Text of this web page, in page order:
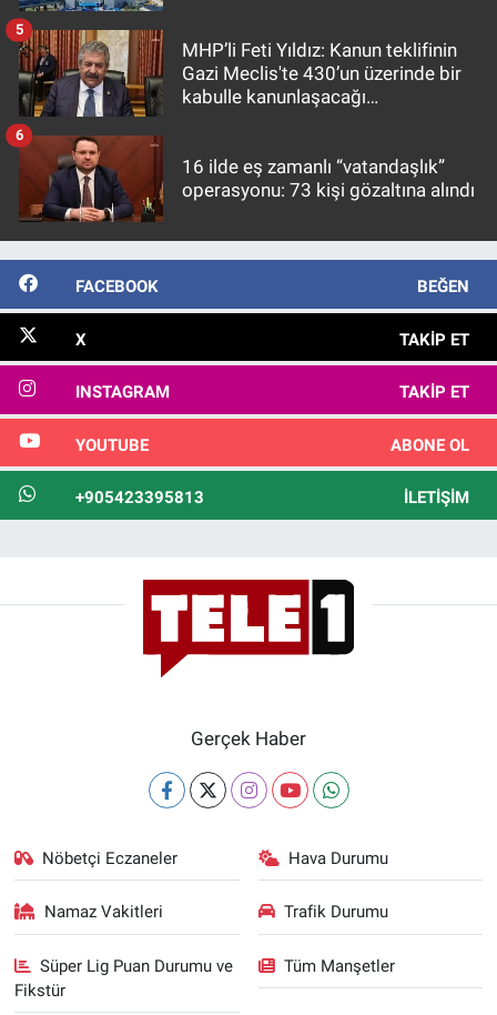
MHP’li Feti Yıldız: Kanun teklifinin
Gazi Meclis'te 430’un üzerinde bir
kabulle kanunlaşacağı
5
16 ilde eş zamanlı “vatandaşlık”
operasyonu: 73 kişi gözaltına alındı
6
FACEBOOK BEĞEN
X TAKIP ET
INSTAGRAM TAKIP ET
YOUTUBE ABONE OL
+905423395813 İLETIŞIM
Gerçek Haber
Nöbetçi Eczaneler Hava Durumu
Namaz Vakitleri Trafik Durumu
Süper Lig Puan Durumu ve
Fikstür
Tüm Manşetler